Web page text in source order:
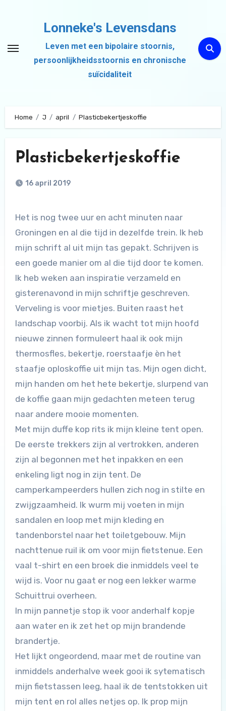
inhoud
Lonneke's Levensdans
Leven met een bipolaire stoornis,
persoonlijkheidsstoornis en chronische
suïcidaliteit
Home J april Plasticbekertjeskoffie
Plasticbekertjeskoffie
16 april 2019
Het is nog twee uur en acht minuten naar
Groningen en al die tijd in dezelfde trein. Ik heb
mijn schrift al uit mijn tas gepakt. Schrijven is
een goede manier om al die tijd door te komen.
Ik heb weken aan inspiratie verzameld en
gisterenavond in mijn schriftje geschreven.
Verveling is voor mietjes. Buiten raast het
landschap voorbij. Als ik wacht tot mijn hoofd
nieuwe zinnen formuleert haal ik ook mijn
thermosfles, bekertje, roerstaafje èn het
staafje oploskoffie uit mijn tas. Mijn ogen dicht,
mijn handen om het hete bekertje, slurpend van
de koffie gaan mijn gedachten meteen terug
naar andere mooie momenten.
Met mijn duffe kop rits ik mijn kleine tent open.
De eerste trekkers zijn al vertrokken, anderen
zijn al begonnen met het inpakken en een
enkeling ligt nog in zijn tent. De
camperkampeerders hullen zich nog in stilte en
zwijgzaamheid. Ik wurm mij voeten in mijn
sandalen en loop met mijn kleding en
tandenborstel naar het toiletgebouw. Mijn
nachttenue ruil ik om voor mijn fietstenue. Een
vaal t-shirt en een broek die inmiddels veel te
wijd is. Voor nu gaat er nog een lekker warme
Schuittrui overheen.
In mijn pannetje stop ik voor anderhalf kopje
aan water en ik zet het op mijn brandende
brandertje.
Het lijkt ongeordend, maar met de routine van
inmiddels anderhalve week gooi ik sytematisch
mijn fietstassen leeg, haal ik de tentstokken uit
mijn tent en rol alles netjes op. Ik prop mijn